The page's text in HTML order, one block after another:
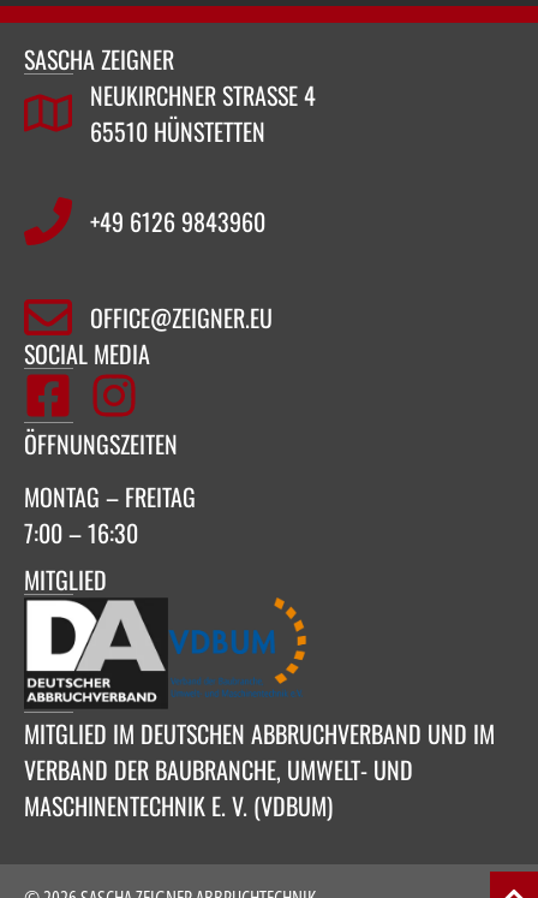
SASCHA ZEIGNER
NEUKIRCHNER STRASSE 4
65510 HÜNSTETTEN
+49 6126 9843960‬
OFFICE@ZEIGNER.EU
SOCIAL MEDIA
ÖFFNUNGSZEITEN
MONTAG – FREITAG
7:00 – 16:30
MITGLIED
MITGLIED IM DEUTSCHEN ABBRUCHVERBAND UND IM
VERBAND DER BAUBRANCHE, UMWELT- UND
MASCHINENTECHNIK E. V. (VDBUM)